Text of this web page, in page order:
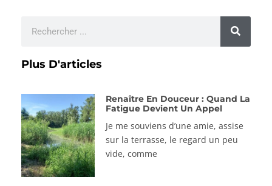
Plus D'articles
Renaître En Douceur : Quand La
Fatigue Devient Un Appel
Je me souviens d’une amie, assise
sur la terrasse, le regard un peu
vide, comme